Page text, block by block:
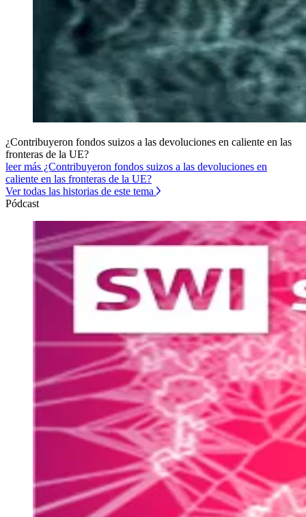
¿Contribuyeron fondos suizos a las devoluciones en caliente en las
fronteras de la UE?
leer más ¿Contribuyeron fondos suizos a las devoluciones en
caliente en las fronteras de la UE?
Ver todas las historias de este tema
Pódcast